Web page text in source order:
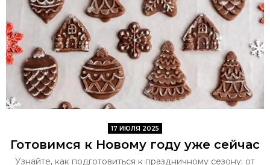
17 ИЮЛЯ 2025
Готовимся к Новому году уже сейчас
Узнайте, как подготовиться к праздничному сезону: от